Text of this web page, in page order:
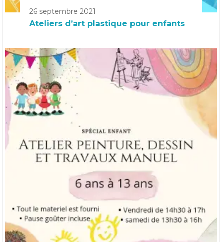
26 septembre 2021
Ateliers d’art plastique pour enfants